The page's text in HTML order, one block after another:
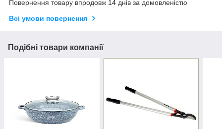
Повернення товару впродовж 14 днів за домовленістю
Всі умови повернення
Подібні товари компанії